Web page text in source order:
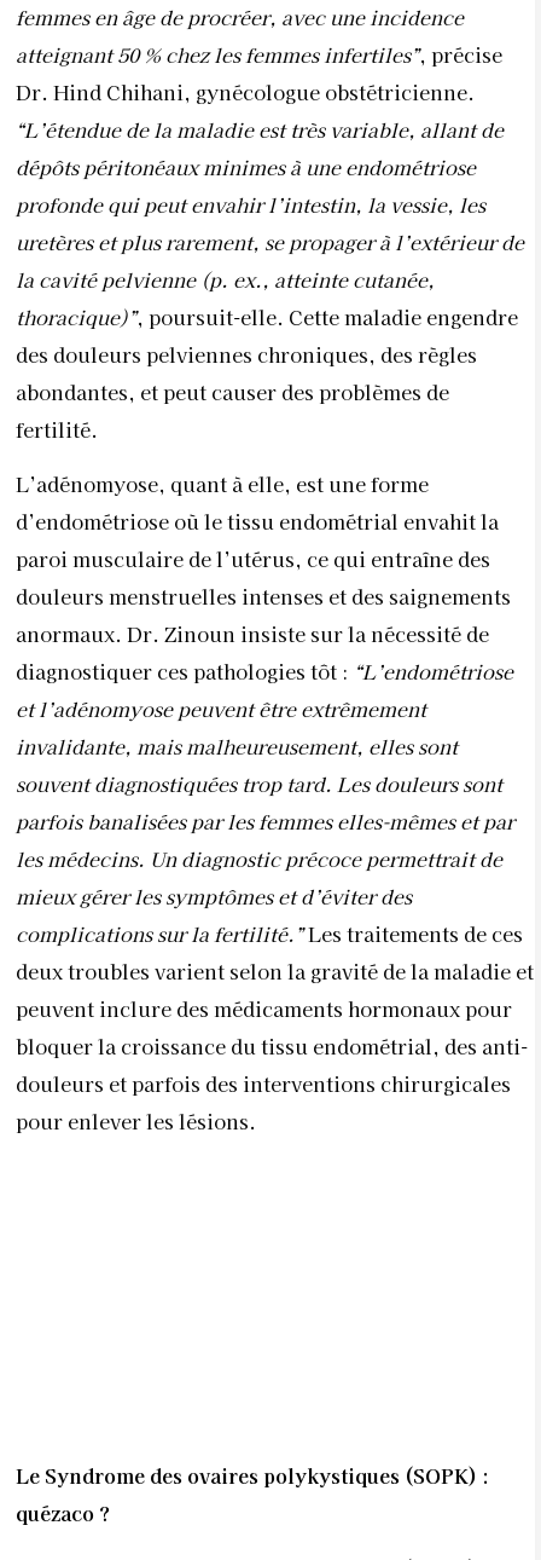
femmes en âge de procréer, avec une incidence
atteignant 50 % chez les femmes infertiles”, précise
Dr. Hind Chihani, gynécologue obstétricienne.
“L’étendue de la maladie est très variable, allant de
dépôts péritonéaux minimes à une endométriose
profonde qui peut envahir l’intestin, la vessie, les
uretères et plus rarement, se propager à l’extérieur de
la cavité pelvienne (p. ex., atteinte cutanée,
thoracique)”, poursuit-elle. Cette maladie engendre
des douleurs pelviennes chroniques, des règles
abondantes, et peut causer des problèmes de
fertilité.
L’adénomyose, quant à elle, est une forme
d’endométriose où le tissu endométrial envahit la
paroi musculaire de l’utérus, ce qui entraîne des
douleurs menstruelles intenses et des saignements
anormaux. Dr. Zinoun insiste sur la nécessité de
diagnostiquer ces pathologies tôt : “L’endométriose
et l’adénomyose peuvent être extrêmement
invalidante, mais malheureusement, elles sont
souvent diagnostiquées trop tard. Les douleurs sont
parfois banalisées par les femmes elles-mêmes et par
les médecins. Un diagnostic précoce permettrait de
mieux gérer les symptômes et d’éviter des
complications sur la fertilité.”Les traitements de ces
deux troubles varient selon la gravité de la maladie et
peuvent inclure des médicaments hormonaux pour
bloquer la croissance du tissu endométrial, des anti-
douleurs et parfois des interventions chirurgicales
pour enlever les lésions.
ovaires.“Les ovaires polykystiques signifient en fait
que les ovaires fonctionnent mal. Souvent, au lieu de